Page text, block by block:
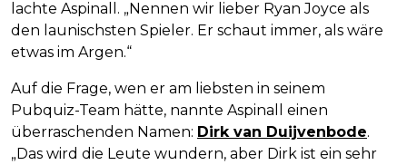
lachte Aspinall. „Nennen wir lieber Ryan Joyce als
den launischsten Spieler. Er schaut immer, als wäre
etwas im Argen.“
Auf die Frage, wen er am liebsten in seinem
Pubquiz-Team hätte, nannte Aspinall einen
überraschenden Namen: Dirk van Duijvenbode.
„Das wird die Leute wundern, aber Dirk ist ein sehr